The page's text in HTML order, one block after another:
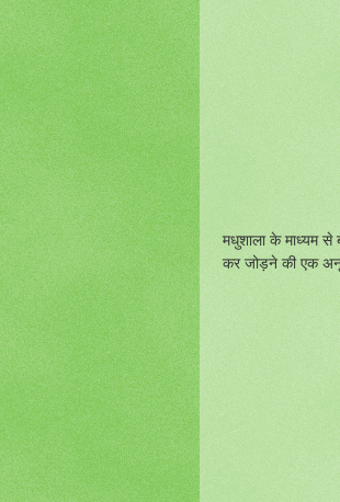
मधुशाला के माध्यम से
कर जोड़ने की एक